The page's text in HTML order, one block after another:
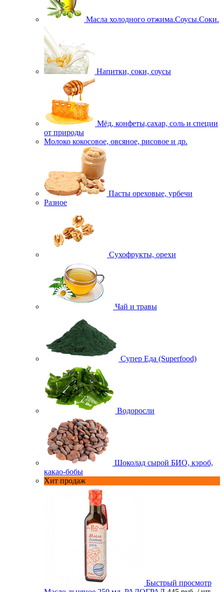
Масла холодного отжима.Соусы.Соки.
Напитки, соки, соусы
Мёд, конфеты,сахар, соль и специи
от природы
Молоко кокосовое, овсяное, рисовое и др.
Пасты ореховые, урбечи
Разное
Сухофрукты, орехи
Чай и травы
Супер Еда (Superfood)
Водоросли
Шоколад сырой БИО, кэроб,
какао-бобы
Хит продаж
Быстрый просмотр